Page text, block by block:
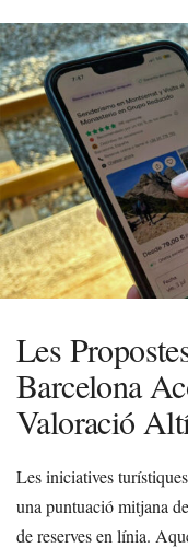
Les
Barcelona
Valoració
Les iniciatives
una puntuació mitjana de
de reserves en línia.